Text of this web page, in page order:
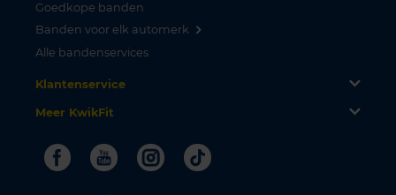
Goedkope banden
Banden voor elk automerk
Alle bandenservices
Klantenservice
Meer KwikFit
FacebookYoutubeInstagram
Tiktok